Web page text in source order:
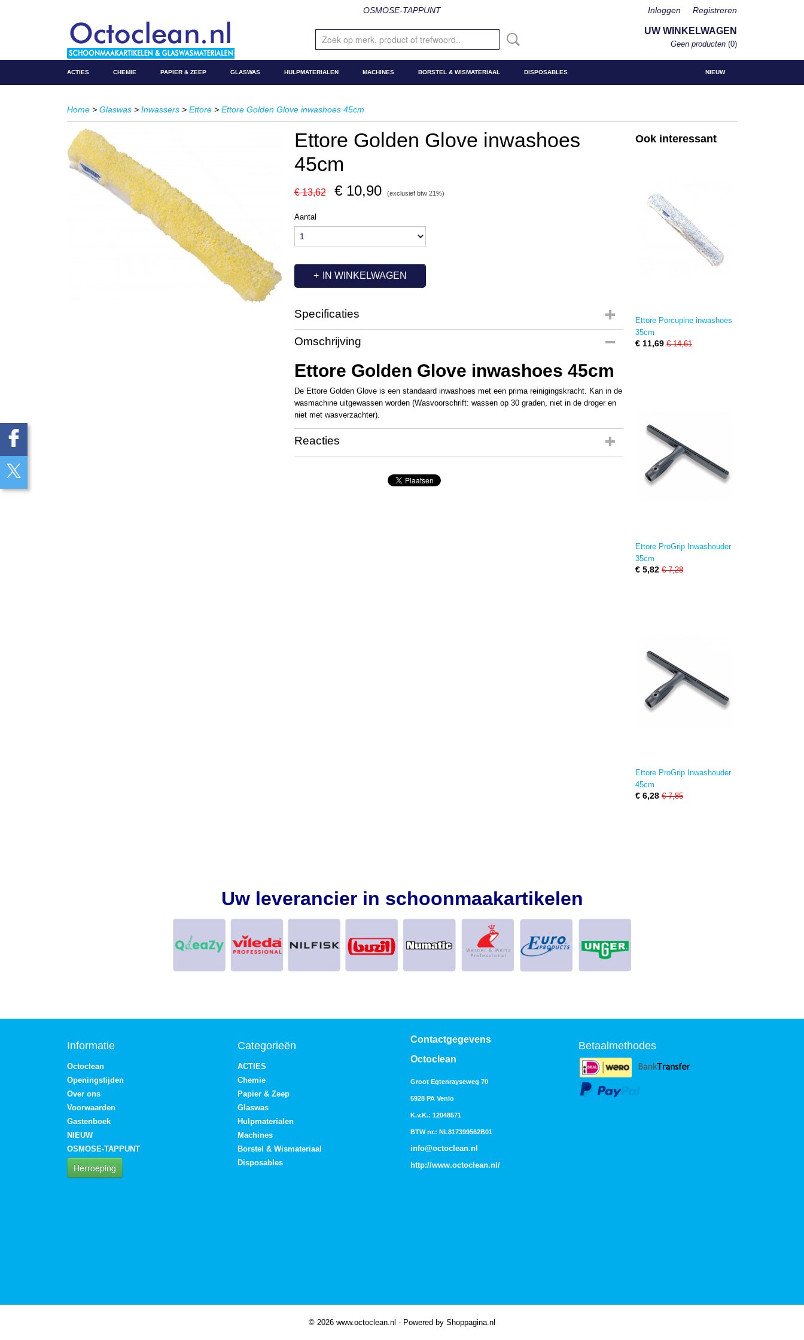
OSMOSE-TAPPUNT Inloggen Registreren
UW WINKELWAGEN
Geen producten (0)
NIEUW
ACTIES CHEMIE PAPIER & ZEEP GLASWAS HULPMATERIALEN MACHINES BORSTEL & WISMATERIAAL DISPOSABLES
Home > Glaswas > Inwassers > Ettore > Ettore Golden Glove inwashoes 45cm
Ettore Golden Glove inwashoes
45cm
€ 13,62 € 10,90 (exclusief btw 21%)
Aantal
IN WINKELWAGEN
Specificaties
Productcode
Omschrijving
Ettore Golden Glove inwashoes 45cm
De Ettore Golden Glove is een standaard inwashoes met een prima reinigingskracht. Kan in de
wasmachine uitgewassen worden (Wasvoorschrift: wassen op 30 graden, niet in de droger en
niet met wasverzachter).
Reacties
Ook interessant
Ettore Porcupine inwashoes
35cm
€ 11,69 € 14,61
Ettore ProGrip Inwashouder
35cm
€ 5,82 € 7,28
Ettore ProGrip Inwashouder
45cm
€ 6,28 € 7,85
Uw leverancier in schoonmaakartikelen
Informatie
Octoclean
Openingstijden
Over ons
Voorwaarden
Gastenboek
NIEUW
OSMOSE-TAPPUNT
Herroeping
Categorieën
ACTIES
Chemie
Papier & Zeep
Glaswas
Hulpmaterialen
Machines
Borstel & Wismateriaal
Disposables
Contactgegevens
Octoclean
Groot Egtenrayseweg 70
5928 PA Venlo
K.v.K.: 12048571
BTW nr.: NL817399562B01
info@octoclean.nl
http://www.octoclean.nl /
Betaalmethodes
© 2026 www.octoclean.nl - Powered by Shoppagina.nl